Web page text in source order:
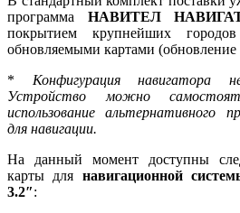
программа НАВИТЕЛ
покрытием крупнейших
обновляемыми картами (обновление
* Конфигурация навигатора
Устройство можно
использование альтернативного
для навигации.
На данный момент доступны
карты для навигационной
3.2″: